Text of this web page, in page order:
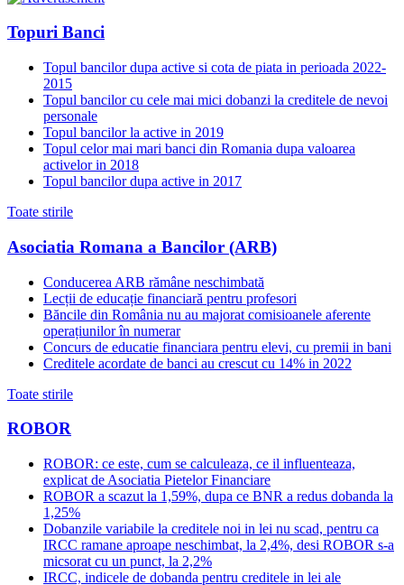
Topuri Banci
Topul bancilor dupa active si cota de piata in perioada 2022-
2015
Topul bancilor cu cele mai mici dobanzi la creditele de nevoi
personale
Topul bancilor la active in 2019
Topul celor mai mari banci din Romania dupa valoarea
activelor in 2018
Topul bancilor dupa active in 2017
Toate stirile
Asociatia Romana a Bancilor (ARB)
Conducerea ARB rămâne neschimbată
Lecții de educație financiară pentru profesori
Băncile din România nu au majorat comisioanele aferente
operațiunilor în numerar
Concurs de educatie financiara pentru elevi, cu premii in bani
Creditele acordate de banci au crescut cu 14% in 2022
Toate stirile
ROBOR
ROBOR: ce este, cum se calculeaza, ce il influenteaza,
explicat de Asociatia Pietelor Financiare
ROBOR a scazut la 1,59%, dupa ce BNR a redus dobanda la
1,25%
Dobanzile variabile la creditele noi in lei nu scad, pentru ca
IRCC ramane aproape neschimbat, la 2,4%, desi ROBOR s-a
micsorat cu un punct, la 2,2%
IRCC, indicele de dobanda pentru creditele in lei ale